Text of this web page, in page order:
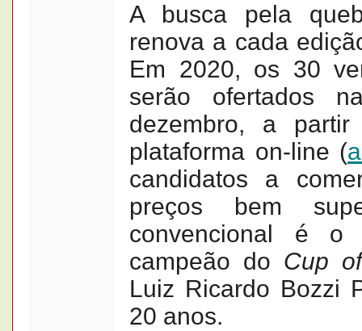
A busca pela
renova a cada
Em 2020, os 30
serão ofertados
dezembro, a
plataforma on-line (
candidatos a
preços bem
convencional é
campeão do Cup
Luiz Ricardo Bozzi
20 anos.